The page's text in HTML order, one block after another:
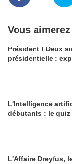
Vous
Président ! Deux
présidentielle :
L'Intelligence
débutants : le quiz
L'Affaire Dreyfus,